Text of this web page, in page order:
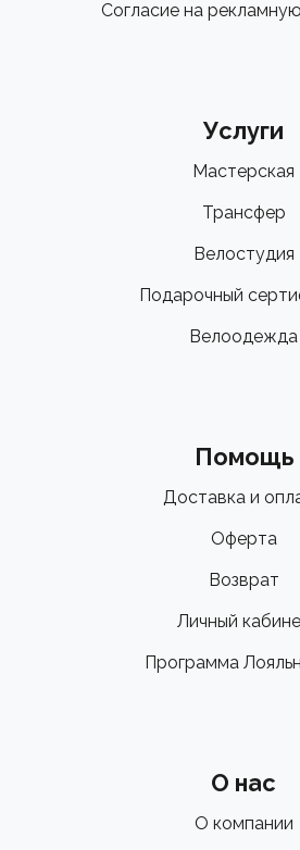
Согласие на
Услуги
Мастерская
Трансфер
Велостудия
Подарочный
Велоодежда
Помощь
Доставка и
Оферта
Возврат
Личный
Программа
О нас
О компании